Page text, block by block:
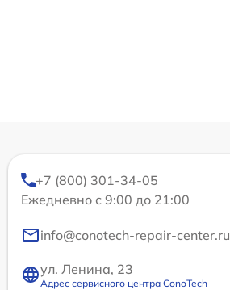
+7 (800) 301-34-05
Ежедневно с 9:00 до 21:00
info@conotech-repair-center.ru
ул. Ленина, 23
Адрес сервисного центра ConoTech